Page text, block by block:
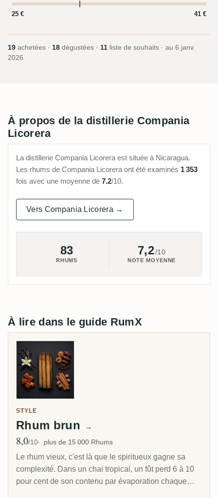
25 € 41 €
19 achetées · 18 dégustées · 11 liste de souhaits · au 6 janv.
2026
À propos de la distillerie Compania
Licorera
La distillerie Compania Licorera est située à Nicaragua.
Les rhums de Compania Licorera ont été examinés 1 353
fois avec une moyenne de 7.2/10.
Vers Compania Licorera →
83
RHUMS
7,2/10
NOTE MOYENNE
À lire dans le guide RumX
STYLE
Rhum brun →
Note moyenne
8,0/10 plus de 15 000 Rhums
Le rhum vieux, c'est là que le spiritueux gagne sa
complexité. Dans un chai tropical, un fût perd 6 à 10
pour cent de son contenu par évaporation chaque